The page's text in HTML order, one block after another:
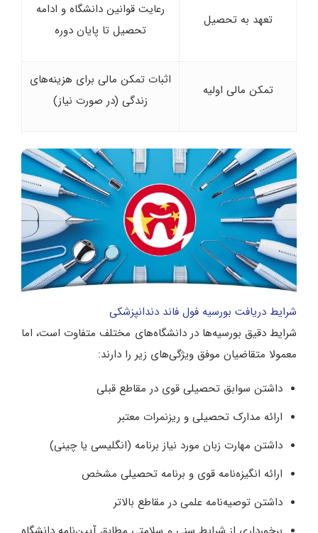
تعهد به تحصیل
رعایت قوانین دانشگاه و ادامه
تحصیل تا پایان دوره
تمکن مالی اولیه
اثبات تمکن مالی برای هزینه‌های
زندگی (در صورت نیاز)
شرایط دریافت بورسیه فول فاند دندانپزشکی
شرایط دقیق بورسیه‌ها در دانشگاه‌های مختلف متفاوت است، اما
معمولا متقاضیان موفق ویژگی‌های زیر را دارند:
داشتن سوابق تحصیلی قوی در مقاطع قبلی
ارائه مدارک تحصیلی و ریزنمرات معتبر
داشتن مهارت زبان مورد نیاز برنامه (انگلیسی یا چینی)
ارائه انگیزه‌نامه قوی و برنامه تحصیلی مشخص
داشتن توصیه‌نامه علمی در مقاطع بالاتر